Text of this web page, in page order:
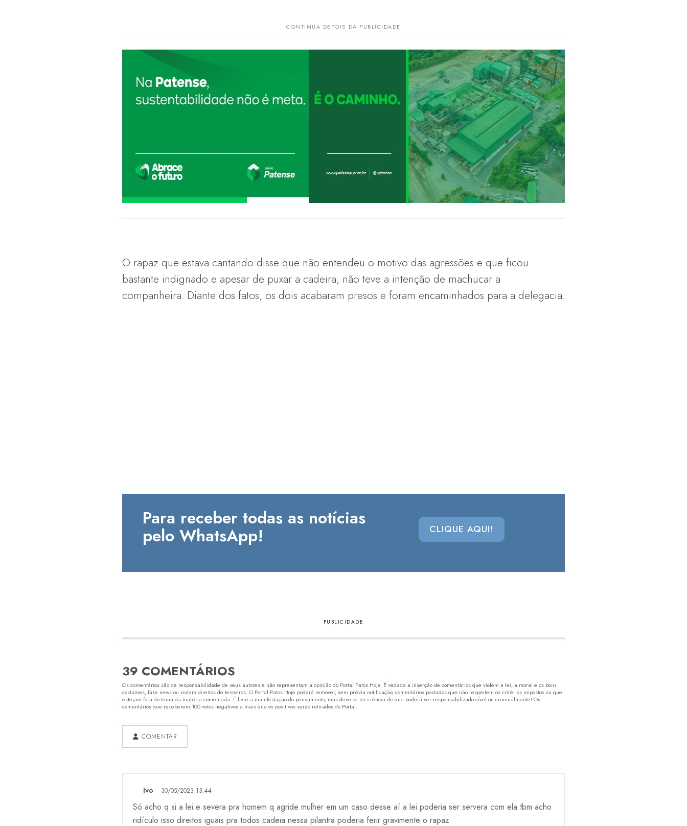
O rapaz que estava cantando disse que não entendeu o motivo das agressões e que ficou
bastante indignado e apesar de puxar a cadeira, não teve a intenção de machucar a
companheira. Diante dos fatos, os dois acabaram presos e foram encaminhados para a delegacia.
Para receber todas as notícias
pelo WhatsApp! CLIQUE AQUI!
39 COMENTÁRIOS
Os comentários são de responsabilidade de seus autores e não representam a opinião do Portal Patos Hoje. É vedada a inserção de comentários que violem a lei, a moral e os bons
costumes, fake news ou violem direitos de terceiros. O Portal Patos Hoje poderá remover, sem prévia notificação, comentários postados que não respeitem os critérios impostos ou que
estejam fora do tema da matéria comentada. É livre a manifestação do pensamento, mas deve-se ter ciência de que poderá ser responsabilizado cível ou criminalmente! Os
comentários que receberem 100 votos negativos a mais que os positivos serão retirados do Portal.
COMENTAR
Ivo 30/05/2023 13:44
Só acho q si a lei e severa pra homem q agride mulher em um caso desse aí a lei poderia ser servera com ela tbm acho
ridículo isso direitos iguais pra todos cadeia nessa pilantra poderia ferir gravimente o rapaz